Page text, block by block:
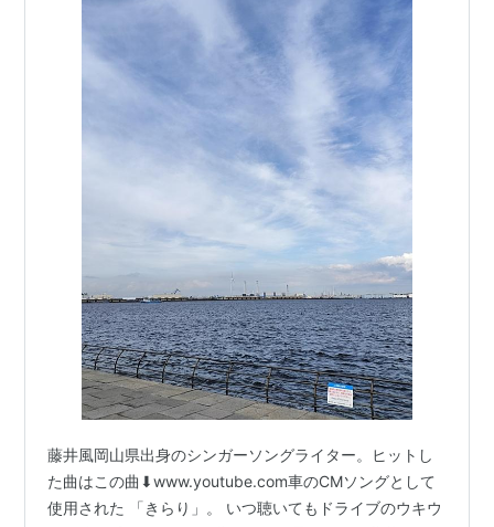
藤井風岡山県出身のシンガーソングライター。ヒットし
た曲はこの曲⬇www.youtube.com車のCMソングとして
使用された 「きらり」。 いつ聴いてもドライブのウキウ